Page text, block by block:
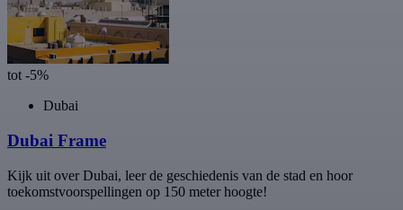
tot -5%
Dubai
Dubai Frame
Kijk uit over Dubai, leer de geschiedenis van de stad en hoor
toekomstvoorspellingen op 150 meter hoogte!